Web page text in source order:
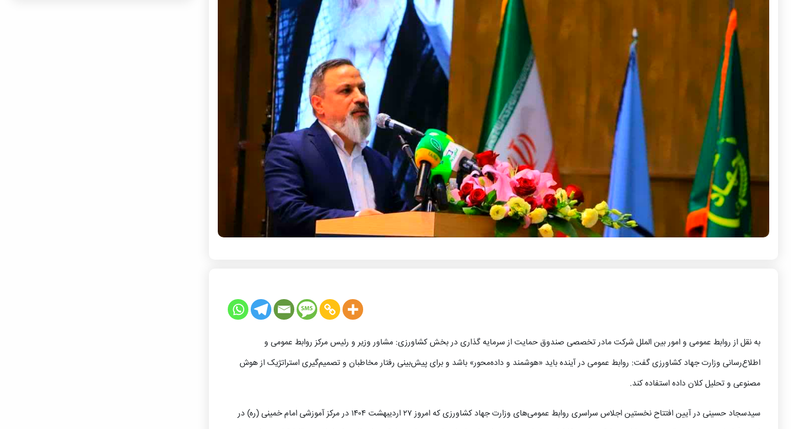
به نقل از روابط عمومی و امور بین الملل شرکت مادر تخصصی صندوق حمایت از سرمایه گذاری در بخش کشاورزی: مشاور وزیر و رئیس مرکز روابط عمومی و
اطلاع‌رسانی وزارت جهاد کشاورزی گفت: روابط عمومی در آینده باید «هوشمند و داده‌محور» باشد و برای پیش‌بینی رفتار مخاطبان و تصمیم‌گیری استراتژیک از هوش
مصنوعی و تحلیل کلان‌ داده استفاده‌ کند.
سیدسجاد حسینی در آیین افتتاح نخستین اجلاس سراسری روابط عمومی‌های وزارت جهاد کشاورزی که امروز ۲۷ اردیبهشت ۱۴۰۴ در مرکز آموزشی امام خمینی (ره) در